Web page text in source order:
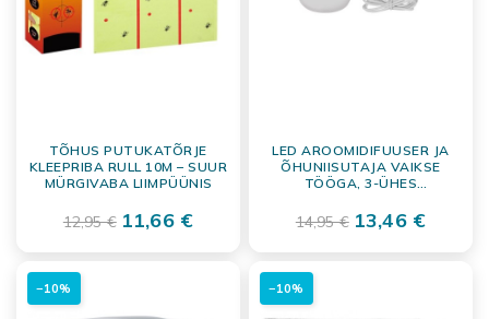
TÕHUS PUTUKATÕRJE
KLEEPRIBA RULL 10M – SUUR
MÜRGIVABA LIIMPÜÜNIS
12,95 € 11,66 €
LED AROOMIDIFUUSER JA
ÕHUNIISUTAJA VAIKSE
TÖÖGA, 3-ÜHES
14,95 € 13,46 €
−10% −10%